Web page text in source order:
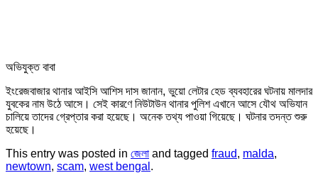
অভিযুক্ত বাবা
ইংরেজবাজার থানার আইসি আশিস দাস জানান, ভুয়ো লেটার হেড ব্যবহারের ঘটনায় মালদার
যুবকের নাম উঠে আসে। সেই কারণে নিউটাউন থানার পুলিশ এখানে আসে যৌথ অভিযান
চালিয়ে তাদের গ্রেপ্তার করা হয়েছে। অনেক তথ্য পাওয়া গিয়েছে। ঘটনার তদন্ত শুরু
হয়েছে।
This entry was posted in জেলা and tagged fraud, malda,
newtown, scam, west bengal .